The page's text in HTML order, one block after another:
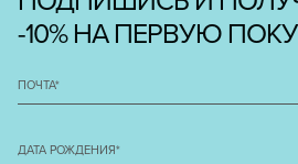
-10% НА ПЕРВУЮ
ПОЧТА*
ДАТА РОЖДЕНИЯ*